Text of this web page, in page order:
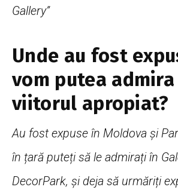
Gallery”
Unde au fost
vom putea
viitorul apropiat?
Au fost expuse în Moldova și
în țară puteți să le admirați în
DecorPark, și deja să urmăriți